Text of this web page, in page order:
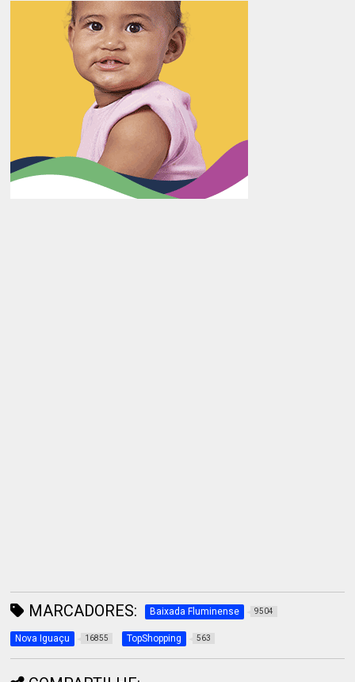
MARCADORES: Baixada Fluminense 9504
Nova Iguaçu 16855 TopShopping 563